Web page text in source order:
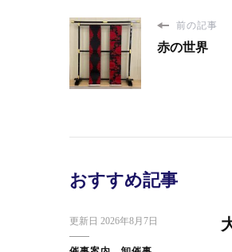
前の記事
おすすめ記事
更新日